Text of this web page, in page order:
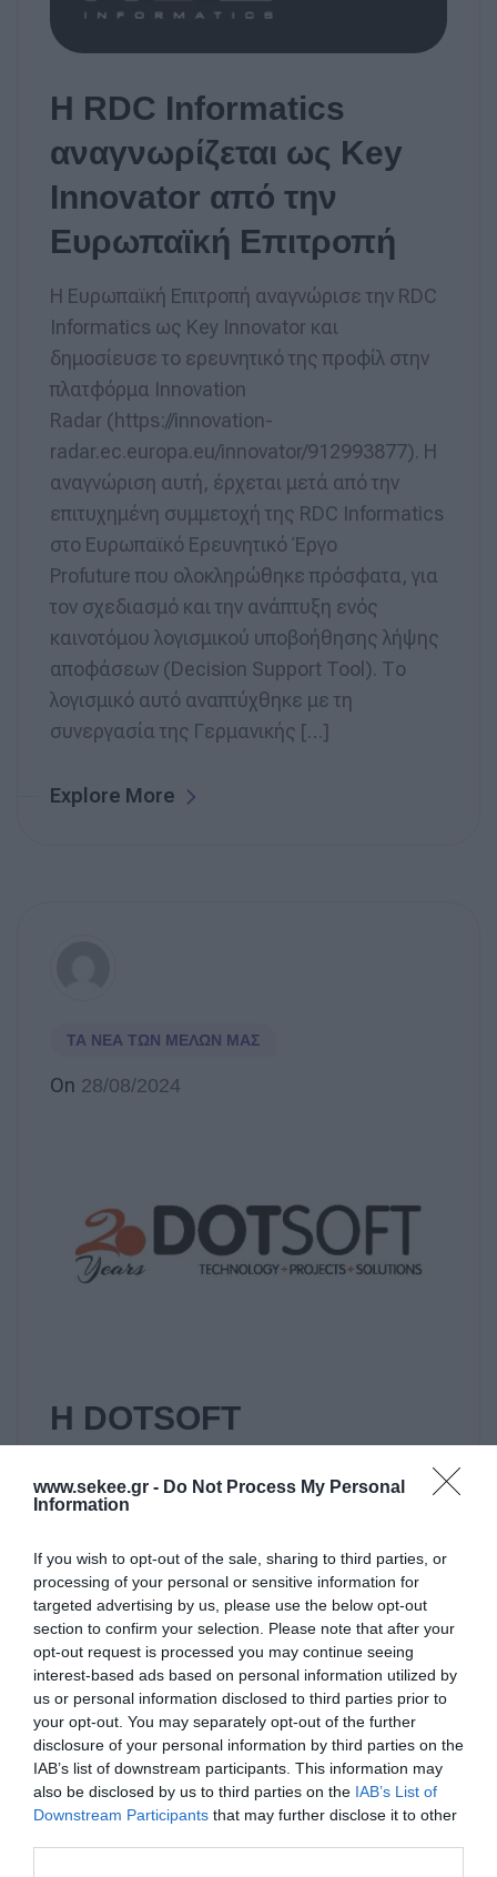
www.sekee.gr - Do Not Process My Personal
Information
If you wish to opt-out of the sale, sharing to third parties, or
processing of your personal or sensitive information for
targeted advertising by us, please use the below opt-out
section to confirm your selection. Please note that after your
opt-out request is processed you may continue seeing
interest-based ads based on personal information utilized by
us or personal information disclosed to third parties prior to
your opt-out. You may separately opt-out of the further
disclosure of your personal information by third parties on the
IAB’s list of downstream participants. This information may
also be disclosed by us to third parties on the IAB’s List of
Downstream Participants that may further disclose it to other
Η RDC Informatics
αναγνωρίζεται ως Key
Innovator από την
Ευρωπαϊκή Επιτροπή
Η Ευρωπαϊκή Επιτροπή αναγνώρισε την RDC
Informatics ως Key Innovator και
δημοσίευσε το ερευνητικό της προφίλ στην
πλατφόρμα Innovation
Radar (https://innovation-
radar.ec.europa.eu/innovator/912993877). Η
αναγνώριση αυτή, έρχεται μετά από την
επιτυχημένη συμμετοχή της RDC Informatics
στο Ευρωπαϊκό Ερευνητικό Έργο
Profuture που ολοκληρώθηκε πρόσφατα, για
τον σχεδιασμό και την ανάπτυξη ενός
καινοτόμου λογισμικού υποβοήθησης λήψης
αποφάσεων (Decision Support Tool). Το
λογισμικό αυτό αναπτύχθηκε με τη
συνεργασία της Γερμανικής […]
Explore More
ΤΑ ΝΈΑ ΤΩΝ ΜΕΛΏΝ ΜΑΣ
On 28/08/2024
Η DOTSOFT
από την Ευρωπαϊκή
Επιτροπή για κορυφαίες
καινοτομίες της
Η DOTSOFT Α.Ε., καταξιωμένη για τις λύσεις
έξυπνης πόλης που προσφέρει σε ΟΤΑ στην
Ελλάδα, κάνει σημαντικά βήματα και στον
τομέα της υγείας με τις πρόσφατες
συνεισφορές της στο πρόγραμμα BD4QoL
του Horizon 2020 της Ευρωπαϊκής Ένωσης.